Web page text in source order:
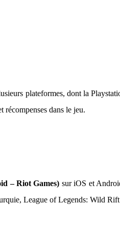
plateformes, dont la
récompenses dans le jeu.
– Riot Games) sur iOS et
League of Legends: Wild